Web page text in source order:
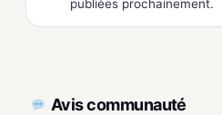
publiées prochainement.
Avis communauté